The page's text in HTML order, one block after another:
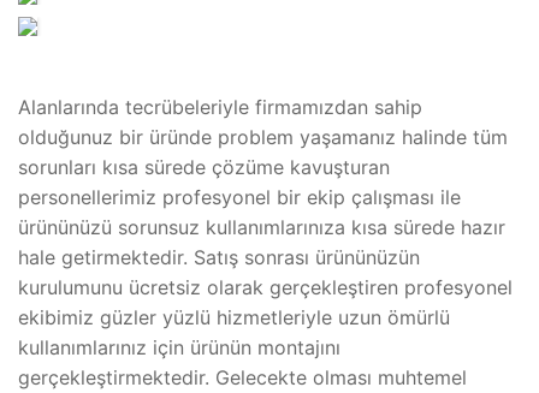
Alanlarında tecrübeleriyle firmamızdan sahip
olduğunuz bir üründe problem yaşamanız halinde tüm
sorunları kısa sürede çözüme kavuşturan
personellerimiz profesyonel bir ekip çalışması ile
ürününüzü sorunsuz kullanımlarınıza kısa sürede hazır
hale getirmektedir. Satış sonrası ürününüzün
kurulumunu ücretsiz olarak gerçekleştiren profesyonel
ekibimiz güzler yüzlü hizmetleriyle uzun ömürlü
kullanımlarınız için ürünün montajını
gerçekleştirmektedir. Gelecekte olması muhtemel